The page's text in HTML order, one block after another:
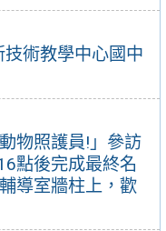
術教學中心國中
物照護員!」參訪
點後完成最終名
導室牆柱上，歡